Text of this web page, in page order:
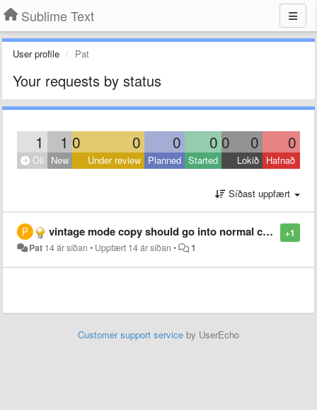
Sublime Text
User profile Pat
Your requests by status
1 1 0 0 0 0 0 0 0
Öll New Under review Planned Started Lokið Hafnað
Síðast uppfært
+1
vintage mode copy should go into normal copy buffer too
Pat 14 ár síðan • Uppfært 14 ár síðan • 1
Customer support service by UserEcho